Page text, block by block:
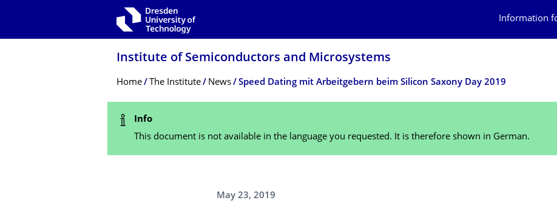
Information
Institute of Semiconductors and Microsystems
Breadcrumb Menu
Home The Institute News Speed Dating mit Arbeitgebern beim Silicon Saxony Day 2019
Status Message
Info
This document is not available in the language you requested. It is therefore shown in German.
May 23, 2019